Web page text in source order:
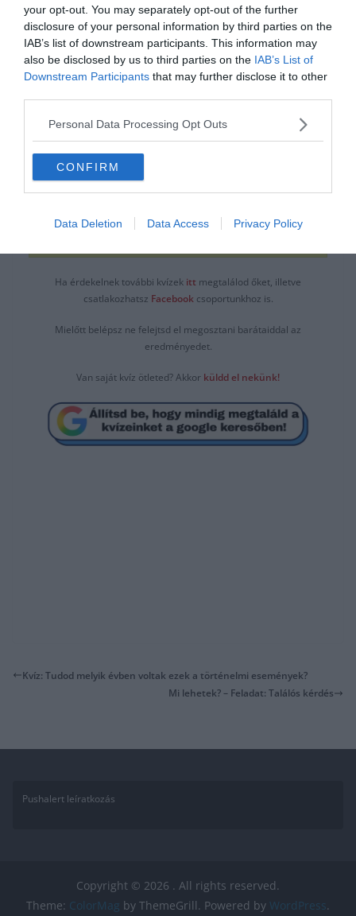
your opt-out. You may separately opt-out of the further
disclosure of your personal information by third parties on the
IAB’s list of downstream participants. This information may
also be disclosed by us to third parties on the IAB’s List of
Downstream Participants that may further disclose it to other
Personal Data Processing Opt Outs
CONFIRM
Data Deletion Data Access Privacy Policy
Bichon Bolognese
Pudli
Ha érdekelnek további kvízek itt megtalálod őket, illetve
csatlakozhatsz Facebook csoportunkhoz is.
Mielőtt belépsz ne felejtsd el megosztani barátaiddal az
eredményedet.
Van saját kvíz ötleted? Akkor küldd el nekünk!
Kvíz: Tudod melyik évben voltak ezek a történelmi események?
Mi lehetek? – Feladat: Találós kérdés
Pushalert leíratkozás
Copyright © 2026 . All rights reserved.
Theme: ColorMag by ThemeGrill. Powered by WordPress.